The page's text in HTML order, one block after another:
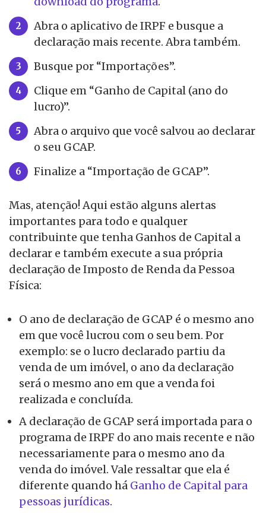
Abra o aplicativo de IRPF e busque a
declaração mais recente. Abra também.
Busque por “Importações”.
Clique em “Ganho de Capital (ano do
lucro)”.
Abra o arquivo que você salvou ao declarar
o seu GCAP.
Finalize a “Importação de GCAP”.
Mas, atenção! Aqui estão alguns alertas
importantes para todo e qualquer
contribuinte que tenha Ganhos de Capital a
declarar e também execute a sua própria
declaração de Imposto de Renda da Pessoa
Física:
O ano de declaração de GCAP é o mesmo ano
em que você lucrou com o seu bem. Por
exemplo: se o lucro declarado partiu da
venda de um imóvel, o ano da declaração
será o mesmo ano em que a venda foi
realizada e concluída.
A declaração de GCAP será importada para o
programa de IRPF do ano mais recente e não
necessariamente para o mesmo ano da
venda do imóvel. Vale ressaltar que ela é
diferente quando há Ganho de Capital para
pessoas jurídicas.